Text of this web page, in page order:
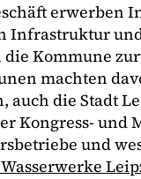
erwerben
Infrastruktur
Kommune
machten
auch die Stadt
Kongress- und
und